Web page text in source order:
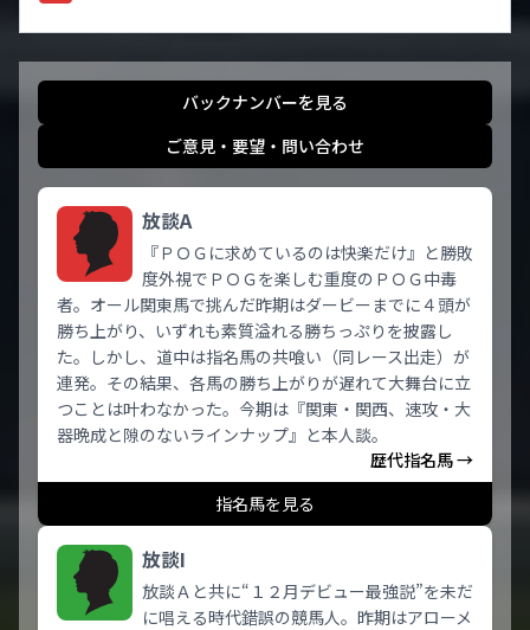
バックナンバーを見る
ご意見・要望・問い合わせ
放談A
『ＰＯＧに求めているのは快楽だけ』と勝敗
度外視でＰＯＧを楽しむ重度のＰＯＧ中毒
者。オール関東馬で挑んだ昨期はダービーまでに４頭が
勝ち上がり、いずれも素質溢れる勝ちっぷりを披露し
た。しかし、道中は指名馬の共喰い（同レース出走）が
連発。その結果、各馬の勝ち上がりが遅れて大舞台に立
つことは叶わなかった。今期は『関東・関西、速攻・大
器晩成と隙のないラインナップ』と本人談。
歴代指名馬 →
指名馬を見る
放談I
放談Ａと共に“１２月デビュー最強説”を未だ
に唱える時代錯誤の競馬人。昨期はアローメ